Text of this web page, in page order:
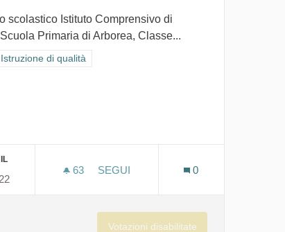
scolastico Istituto Comprensivo di
Primaria di Arborea, Classe...
per categoria: GOAL 4 - Istruzione di qualità
di qualità
63 63 SOSTENITORI
SEGUI
0
Votazioni disabilitate